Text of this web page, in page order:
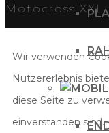
Motocross
Wir verwenden
Nutzererlebnis
diese Seite zu
einverstanden sind.